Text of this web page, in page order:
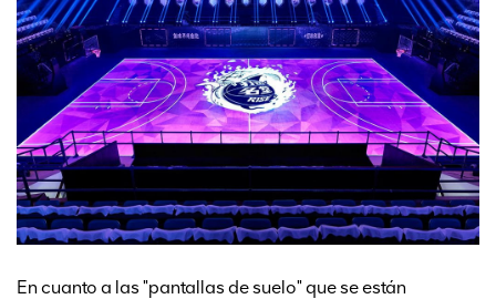
En cuanto a las "pantallas de suelo" que se están